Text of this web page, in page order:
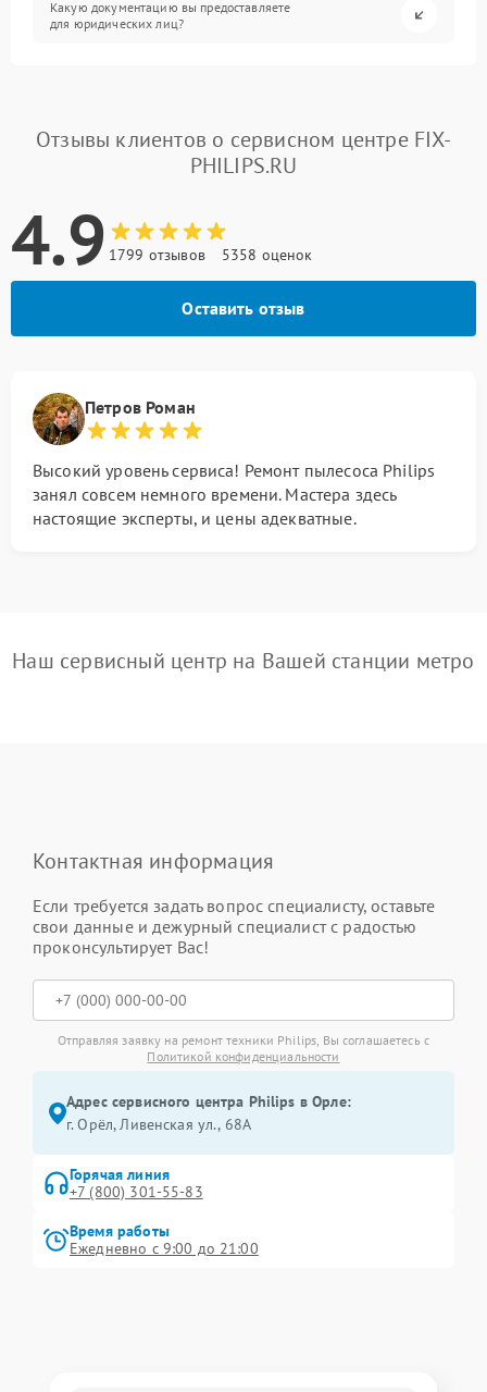
Какую документацию вы предоставляете
для юридических лиц?
Отзывы клиентов о сервисном центре FIX-
PHILIPS.RU
4.9 1799 отзывов 5358 оценок
Оставить отзыв
Петров Роман
Высокий уровень сервиса! Ремонт пылесоса Philips
занял совсем немного времени. Мастера здесь
настоящие эксперты, и цены адекватные.
Наш сервисный центр на Вашей станции метро
Контактная информация
Если требуется задать вопрос специалисту, оставьте
свои данные и дежурный специалист с радостью
проконсультирует Вас!
Отправляя заявку на ремонт техники Philips, Вы соглашаетесь с
Политикой конфиденциальности
Адрес сервисного центра Philips в Орле:
г. Орёл, Ливенская ул., 68А
Горячая линия
+7 (800) 301-55-83
Время работы
Ежедневно с 9:00 до 21:00